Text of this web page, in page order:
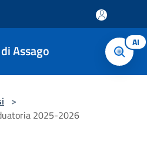
Assago AI
>
2025-2026